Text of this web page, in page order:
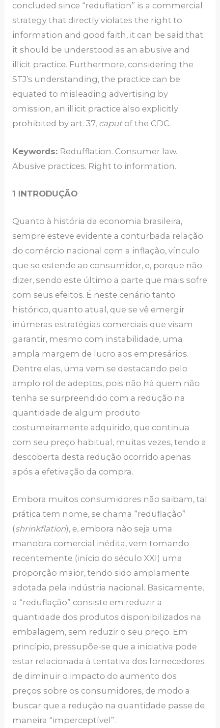
concluded since “reduflation” is a commercial
strategy that directly violates the right to
information and good faith, it can be said that
it should be understood as an abusive and
illicit practice. Furthermore, considering the
STJ’s understanding, the practice can be
equated to misleading advertising by
omission, an illicit practice also explicitly
prohibited by art. 37, caputof the CDC.
Keywords: Redufflation. Consumer law.
Abusive practices. Right to information.
1 INTRODUÇÃO
Quanto à história da economia brasileira,
sempre esteve evidente a conturbada relação
do comércio nacional com a inflação, vínculo
que se estende ao consumidor, e, porque não
dizer, sendo este último a parte que mais sofre
com seus efeitos. É neste cenário tanto
histórico, quanto atual, que se vê emergir
inúmeras estratégias comerciais que visam
garantir, mesmo com instabilidade, uma
ampla margem de lucro aos empresários.
Dentre elas, uma vem se destacando pelo
amplo rol de adeptos, pois não há quem não
tenha se surpreendido com a redução na
quantidade de algum produto
costumeiramente adquirido, que continua
com seu preço habitual, muitas vezes, tendo a
descoberta desta redução ocorrido apenas
após a efetivação da compra.
Embora muitos consumidores não saibam, tal
prática tem nome, se chama “reduflação”
(shrinkflation), e, embora não seja uma
manobra comercial inédita, vem tomando
recentemente (início do século XXI) uma
proporção maior, tendo sido amplamente
adotada pela indústria nacional. Basicamente,
a “reduflação” consiste em reduzir a
quantidade dos produtos disponibilizados na
embalagem, sem reduzir o seu preço. Em
princípio, pressupõe-se que a iniciativa pode
estar relacionada à tentativa dos fornecedores
de diminuir o impacto do aumento dos
preços sobre os consumidores, de modo a
buscar que a redução na quantidade passe de
maneira “imperceptível”.